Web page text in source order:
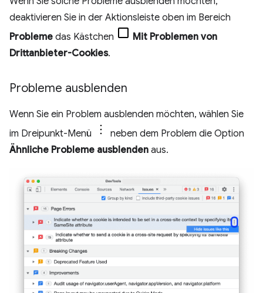
deaktivieren Sie in der Aktionsleiste oben im Bereich
Probleme das Kästchen
Mit Problemen von
Drittanbieter-Cookies.
Probleme ausblenden
Wenn Sie ein Problem ausblenden möchten, wählen Sie
im Dreipunkt-Menü
neben dem Problem die Option
Ähnliche Probleme ausblenden aus.